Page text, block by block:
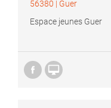
56380 | Guer
Espace jeunes Guer
